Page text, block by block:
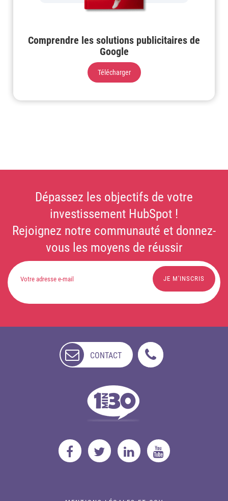
Comprendre les solutions publicitaires de
Google
Télécharger
Dépassez les objectifs de votre
investissement HubSpot !
Rejoignez notre communauté et donnez-
vous les moyens de réussir
CONTACT
DISPONIBLE